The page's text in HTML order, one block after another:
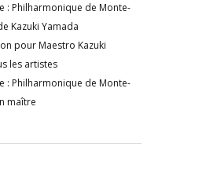
: Philharmonique de Monte-
Kazuki Yamada
pour Maestro Kazuki
les artistes
: Philharmonique de Monte-
maître